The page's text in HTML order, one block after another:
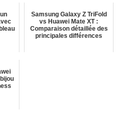
Samsung Galaxy Z TriFold
vs Huawei Mate XT :
Comparaison détaillée des
principales différences